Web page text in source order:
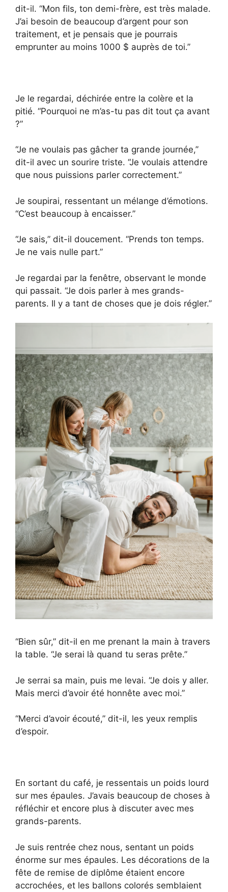
dit-il. “Mon fils, ton demi-frère, est très malade.
J’ai besoin de beaucoup d’argent pour son
traitement, et je pensais que je pourrais
emprunter au moins 1000 $ auprès de toi.”
Je le regardai, déchirée entre la colère et la
pitié. “Pourquoi ne m’as-tu pas dit tout ça avant
?”
“Je ne voulais pas gâcher ta grande journée,”
dit-il avec un sourire triste. “Je voulais attendre
que nous puissions parler correctement.”
Je soupirai, ressentant un mélange d’émotions.
“C’est beaucoup à encaisser.”
“Je sais,” dit-il doucement. “Prends ton temps.
Je ne vais nulle part.”
Je regardai par la fenêtre, observant le monde
qui passait. “Je dois parler à mes grands-
parents. Il y a tant de choses que je dois régler.”
“Bien sûr,” dit-il en me prenant la main à travers
la table. “Je serai là quand tu seras prête.”
Je serrai sa main, puis me levai. “Je dois y aller.
Mais merci d’avoir été honnête avec moi.”
“Merci d’avoir écouté,” dit-il, les yeux remplis
d’espoir.
En sortant du café, je ressentais un poids lourd
sur mes épaules. J’avais beaucoup de choses à
réfléchir et encore plus à discuter avec mes
grands-parents.
Je suis rentrée chez nous, sentant un poids
énorme sur mes épaules. Les décorations de la
fête de remise de diplôme étaient encore
accrochées, et les ballons colorés semblaient